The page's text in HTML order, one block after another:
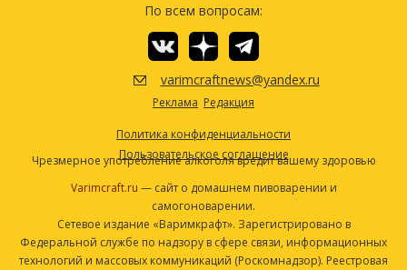
По всем вопросам:
varimcraftnews@yandex.ru
Реклама Редакция
Политика конфиденциальности
Пользовательское соглашение
Чрезмерное употребление алкоголя вредит вашему здоровью
Varimcraft.ru — сайт о домашнем пивоварении и
самогоноварении.
Сетевое издание «Варимкрафт». Зарегистрировано в
Федеральной службе по надзору в сфере связи, информационных
технологий и массовых коммуникаций (Роскомнадзор). Реестровая